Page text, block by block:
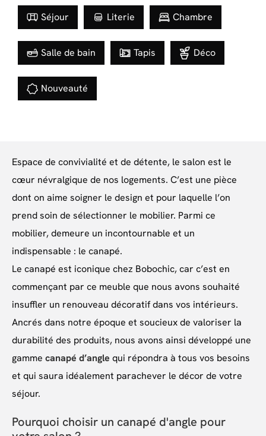
Séjour Literie Chambre
Salle de bain Tapis Déco
Nouveauté
Espace de convivialité et de détente, le salon est le
cœur névralgique de nos logements. C’est une pièce
dont on aime soigner le design et pour laquelle l’on
prend soin de sélectionner le mobilier. Parmi ce
mobilier, demeure un incontournable et un
indispensable : le canapé.
Le canapé est iconique chez Bobochic, car c’est en
commençant par ce meuble que nous avons souhaité
insuffler un renouveau décoratif dans vos intérieurs.
Ancrés dans notre époque et soucieux de valoriser la
durabilité des produits, nous avons ainsi développé une
gamme canapé d’angle qui répondra à tous vos besoins
et qui saura idéalement parachever le décor de votre
séjour.
Pourquoi choisir un canapé d'angle pour